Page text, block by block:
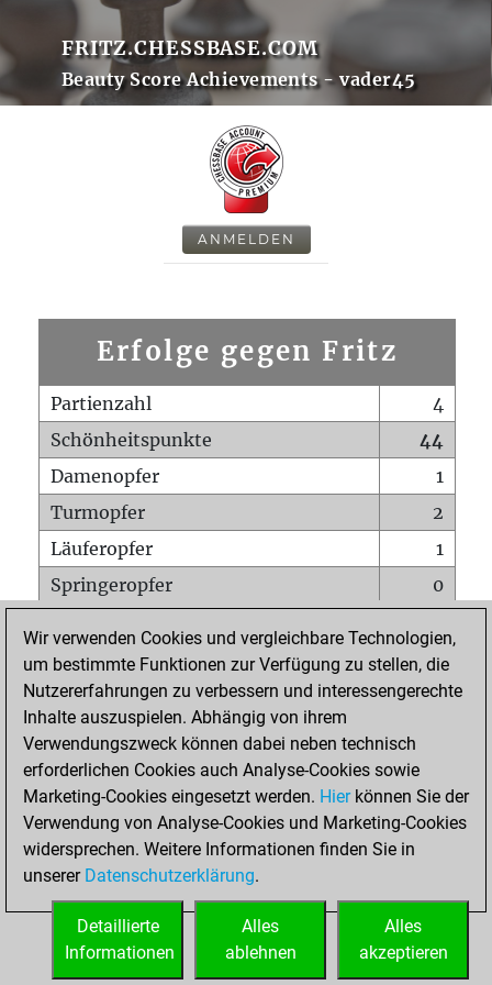
FRITZ.CHESSBASE.COM
Beauty Score Achievements - vader45
ANMELDEN
Erfolge gegen Fritz
Partienzahl
4
Schönheitspunkte
44
Damenopfer
1
Turmopfer
2
Läuferopfer
1
Springeropfer
0
Matt auf vollem Brett
0
Bauer setzt Matt
0
Erstickte Matts
Unterverwandlungen
Türme auf der siebten
0
STARTSEITE
Wir verwenden Cookies und vergleichbare Technologien,
um bestimmte Funktionen zur Verfügung zu stellen, die
Nutzererfahrungen zu verbessern und interessengerechte
Inhalte auszuspielen. Abhängig von ihrem
Verwendungszweck können dabei neben technisch
erforderlichen Cookies auch Analyse-Cookies sowie
Marketing-Cookies eingesetzt werden. Hierkönnen Sie der
Verwendung von Analyse-Cookies und Marketing-Cookies
widersprechen. Weitere Informationen finden Sie in
unserer Datenschutzerklärung.
Alles
akzeptieren
Alles
ablehnen
Detaillierte
Informationen